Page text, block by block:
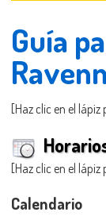
Guía
[Haz clic en el
[Haz clic en el
Calendario